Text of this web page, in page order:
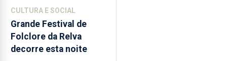
CULTURA E SOCIAL
Grande Festival de
Folclore da Relva
decorre esta noite